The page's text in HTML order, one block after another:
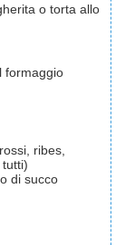
o torta allo
formaggio
ribes,
di succo